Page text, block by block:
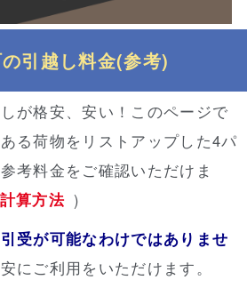
引越し料金(参考)
が格安、安い！このページで
る荷物をリストアップした4パ
考料金をご確認いただけま
算方法 )
受が可能なわけではありませ
にご利用をいただけます。